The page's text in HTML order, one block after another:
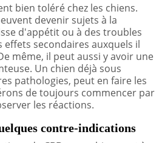
bien toléré chez les chiens.
devenir sujets à la
d'appétit ou à des troubles
secondaires auxquels il
même, il peut aussi y avoir une
Un chien déjà sous
pathologies, peut en faire les
de toujours commencer par
les réactions.
contre-indications